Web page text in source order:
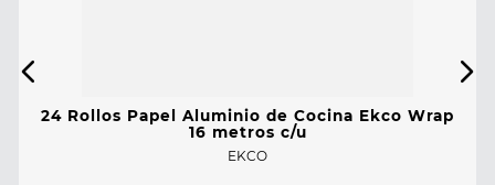
24 Rollos Papel Aluminio de Cocina Ekco Wrap
16 metros c/u
EKCO